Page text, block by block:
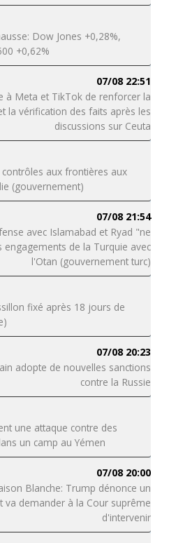
Dow Jones +0,28%,
+0,62%
07/08 22:51
à Meta et TikTok de renforcer la
la vérification des faits après les
discussions sur Ceuta
aux frontières aux
(gouvernement)
07/08 21:54
avec Islamabad et Ryad "ne
engagements de la Turquie avec
l'Otan (gouvernement turc)
fixé après 18 jours de
07/08 20:23
adopte de nouvelles sanctions
contre la Russie
une attaque contre des
un camp au Yémen
07/08 20:00
Blanche: Trump dénonce un
va demander à la Cour suprême
d'intervenir